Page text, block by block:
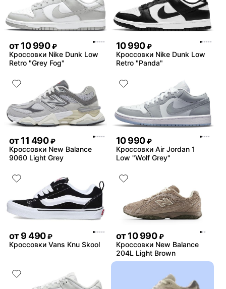
от10 990 ₽
Кроссовки Nike Dunk Low
Retro "Grey Fog"
10 990 ₽
Кроссовки Nike Dunk Low
Retro "Panda"
от11 490 ₽
Кроссовки New Balance
9060 Light Grey
10 990 ₽
Кроссовки Air Jordan 1
Low "Wolf Grey"
от9 490 ₽
Кроссовки Vans Knu Skool
от10 990 ₽
Кроссовки New Balance
204L Light Brown